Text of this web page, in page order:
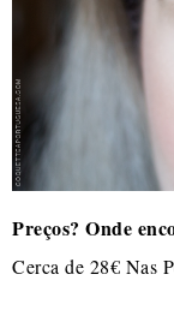
Preços? Onde
Cerca de 28€ Nas